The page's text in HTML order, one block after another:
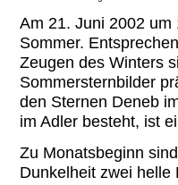
Am 21. Juni 2002
Sommer.
Zeugen des Winters
Sommersternbilder
den Sternen Deneb
im Adler besteht, ist
Zu Monatsbeginn
Dunkelheit zwei helle